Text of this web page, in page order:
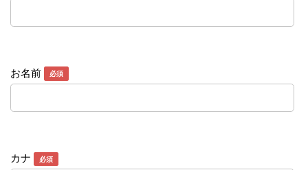
お名前 必須
カナ 必須